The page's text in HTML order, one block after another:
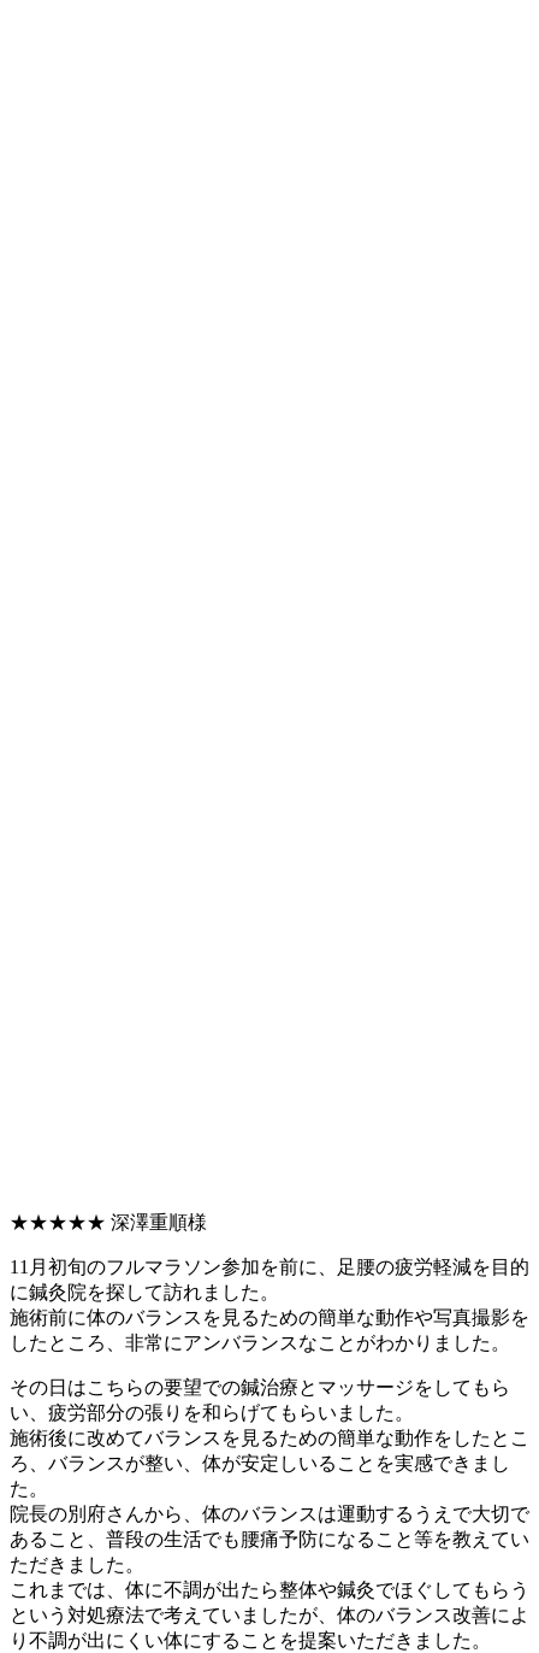
★★★★★ 深澤重順様
11月初旬のフルマラソン参加を前に、足腰の疲労軽減を目的
に鍼灸院を探して訪れました。
施術前に体のバランスを見るための簡単な動作や写真撮影を
したところ、非常にアンバランスなことがわかりました。
その日はこちらの要望での鍼治療とマッサージをしてもら
い、疲労部分の張りを和らげてもらいました。
施術後に改めてバランスを見るための簡単な動作をしたとこ
ろ、バランスが整い、体が安定しいることを実感できまし
た。
院長の別府さんから、体のバランスは運動するうえで大切で
あること、普段の生活でも腰痛予防になること等を教えてい
ただきました。
これまでは、体に不調が出たら整体や鍼灸でほぐしてもらう
という対処療法で考えていましたが、体のバランス改善によ
り不調が出にくい体にすることを提案いただきました。